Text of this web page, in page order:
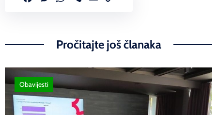
Pročitajte još članaka
Obavijesti